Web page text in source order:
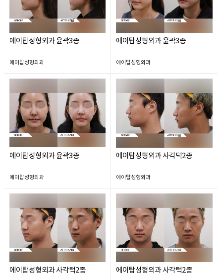
에이탑성형외과 윤곽3종
에이탑성형외과
에이탑성형외과 윤곽3종
에이탑성형외과
에이탑성형외과 윤곽3종
에이탑성형외과
에이탑성형외과 사각턱2종
에이탑성형외과
에이탑성형외과 사각턱2종 에이탑성형외과 사각턱2종